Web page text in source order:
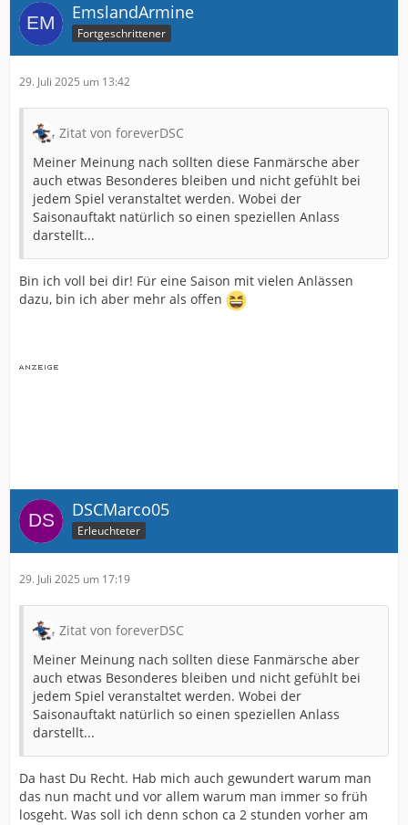
EmslandArmine
Fortgeschrittener
29. Juli 2025 um 13:42
Zitat von foreverDSC
Meiner Meinung nach sollten diese Fanmärsche aber
auch etwas Besonderes bleiben und nicht gefühlt bei
jedem Spiel veranstaltet werden. Wobei der
Saisonauftakt natürlich so einen speziellen Anlass
darstellt...
Bin ich voll bei dir! Für eine Saison mit vielen Anlässen
dazu, bin ich aber mehr als offen
DSCMarco05
Erleuchteter
29. Juli 2025 um 17:19
Zitat von foreverDSC
Meiner Meinung nach sollten diese Fanmärsche aber
auch etwas Besonderes bleiben und nicht gefühlt bei
jedem Spiel veranstaltet werden. Wobei der
Saisonauftakt natürlich so einen speziellen Anlass
darstellt...
Da hast Du Recht. Hab mich auch gewundert warum man
das nun macht und vor allem warum man immer so früh
losgeht. Was soll ich denn schon ca 2 stunden vorher am